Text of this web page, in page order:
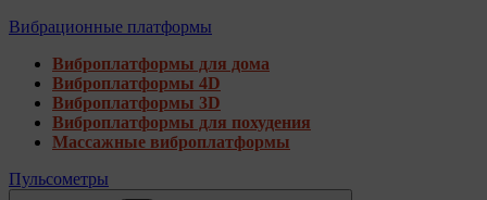
Вибрационные платформы
Виброплатформы для дома
Виброплатформы 4D
Виброплатформы 3D
Виброплатформы для похудения
Массажные виброплатформы
Пульсометры